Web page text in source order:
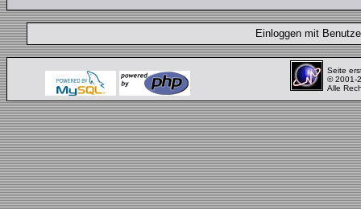
Einloggen mit
Seite
© 2001-
Alle